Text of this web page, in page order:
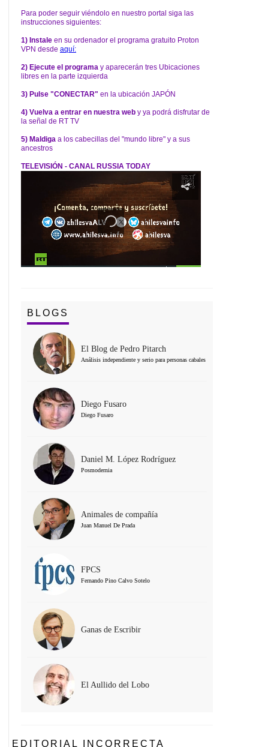
Para poder seguir viéndolo en nuestro portal siga las
instrucciones siguientes:
1) Instale en su ordenador el programa gratuito Proton
VPN desde aquí:
2) Ejecute el programa y aparecerán tres Ubicaciones
libres en la parte izquierda
3) Pulse "CONECTAR" en la ubicación JAPÓN
4) Vuelva a entrar en nuestra web y ya podrá disfrutar de
la señal de RT TV
5) Maldiga a los cabecillas del "mundo libre" y a sus
ancestros
TELEVISIÓN - CANAL RUSSIA TODAY
BLOGS
El Blog de Pedro Pitarch
Análisis independiente y serio para personas cabales
Diego Fusaro
Diego Fusaro
Daniel M. López Rodríguez
Posmodernia
Animales de compañía
Juan Manuel De Prada
FPCS
Fernando Pino Calvo Sotelo
Ganas de Escribir
El Aullido del Lobo
EDITORIAL INCORRECTA